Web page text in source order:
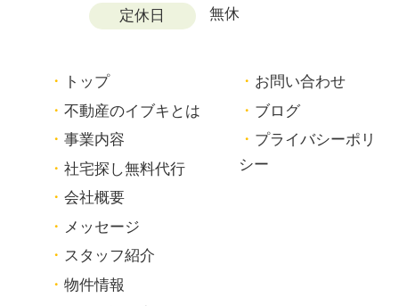
定休日 無休
トップ
不動産のイブキとは
事業内容
社宅探し無料代行
会社概要
メッセージ
スタッフ紹介
物件情報
お問い合わせ
ブログ
プライバシーポリ
シー